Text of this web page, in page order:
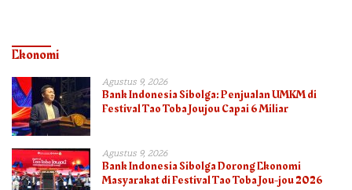
Ekonomi
Agustus 9, 2026
Bank Indonesia Sibolga: Penjualan UMKM di
Festival Tao Toba Joujou Capai 6 Miliar
Agustus 9, 2026
Bank Indonesia Sibolga Dorong Ekonomi
Masyarakat di Festival Tao Toba Jou-jou 2026